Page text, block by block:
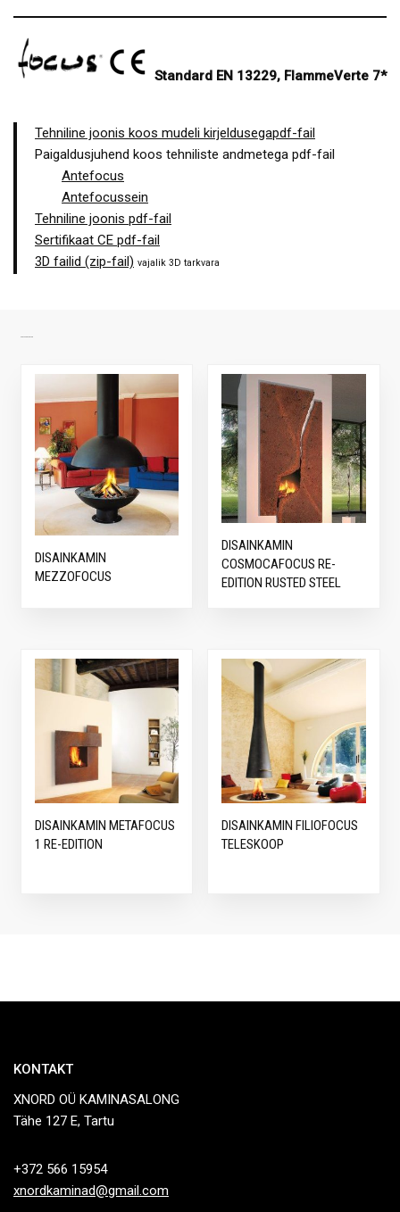
Standard EN 13229, FlammeVerte 7*
Tehniline joonis koos mudeli kirjeldusegapdf-fail
Paigaldusjuhend koos tehniliste andmetega pdf-fail
Antefocus
Antefocussein
Tehniline joonis pdf-fail
Sertifikaat CE pdf-fail
3D failid (zip-fail) vajalik 3D tarkvara
DISAINKAMIN
MEZZOFOCUS
DISAINKAMIN
COSMOCAFOCUS RE-
EDITION RUSTED STEEL
DISAINKAMIN METAFOCUS
1 RE-EDITION
DISAINKAMIN FILIOFOCUS
TELESKOOP
KONTAKT
XNORD OÜ KAMINASALONG
Tähe 127 E, Tartu
+372 566 15954
xnordkaminad@gmail.com